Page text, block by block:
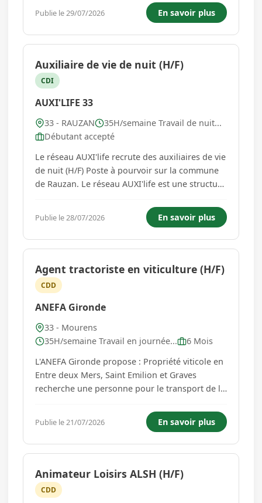
de 6h à 9h puis l'après-midi de la permanence
de 14h à 15h30. 6 jours par semaine de 8H à
9H45 - 10h30 par semai...
Publie le 29/07/2026 En savoir plus
Auxiliaire de vie de nuit (H/F)
CDI
AUXI'LIFE 33
33 - RAUZAN
35H/semaine Travail de nuit...
Débutant accepté
Le réseau AUXI'life recrute des auxiliaires de vie
de nuit (H/F) Poste à pourvoir sur la commune
de Rauzan. Le réseau AUXI'life est une structure
d'aide à domicile. Créé en 2005, il compte
aujourd'hui plus de 70 agences spécialisées
dans l'accomp...
Publie le 28/07/2026 En savoir plus
Agent tractoriste en viticulture (H/F)
CDD
ANEFA Gironde
33 - Mourens
35H/semaine Travail en journée...
6 Mois
L'ANEFA Gironde propose : Propriété viticole en
Entre deux Mers, Saint Emilion et Graves
recherche une personne pour le transport de la
travaux courants en période de récolte et
vinification (réception, remontages, décuvages).
Vous intégrerez u...
Publie le 21/07/2026 En savoir plus
Animateur Loisirs ALSH (H/F)
CDD